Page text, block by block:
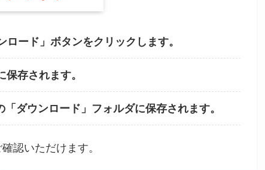
ード」ボタンをクリックします。
存されます。
ダウンロード」フォルダに保存されます。
認いただけます。